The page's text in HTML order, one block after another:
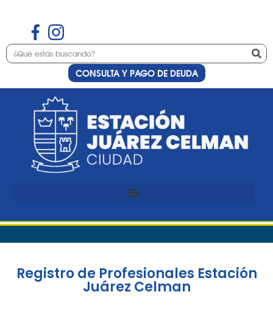
CONSULTA Y PAGO DE DEUDA
Registro de Profesionales Estación
Juárez Celman